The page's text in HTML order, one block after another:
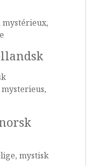
mystérieux,
mystisk